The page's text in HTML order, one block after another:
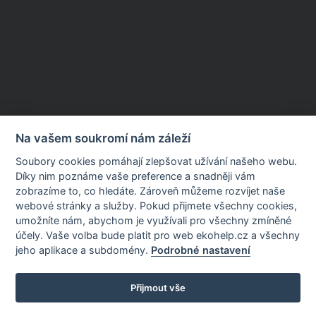
Na vašem soukromí nám záleží
Soubory cookies pomáhají zlepšovat užívání našeho webu.
Díky nim poznáme vaše preference a snadněji vám
zobrazíme to, co hledáte. Zároveň můžeme rozvíjet naše
webové stránky a služby. Pokud přijmete všechny cookies,
umožníte nám, abychom je využívali pro všechny zmíněné
účely. Vaše volba bude platit pro web ekohelp.cz a všechny
jeho aplikace a subdomény. Podrobné nastavení
Přijmout vše